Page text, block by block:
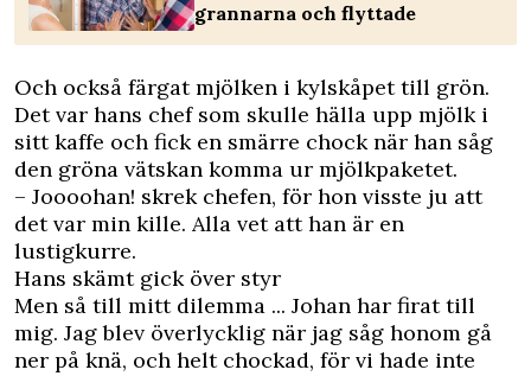
grannarna och flyttade
Och också färgat mjölken i kylskåpet till grön.
Det var hans chef som skulle hälla upp mjölk i
sitt kaffe och fick en smärre chock när han såg
den gröna vätskan komma ur mjölkpaketet.
– Joooohan! skrek chefen, för hon visste ju att
det var min kille. Alla vet att han är en
lustigkurre.
Hans skämt gick över styr
Men så till mitt dilemma ... Johan har firat till
mig. Jag blev överlycklig när jag såg honom gå
ner på knä, och helt chockad, för vi hade inte